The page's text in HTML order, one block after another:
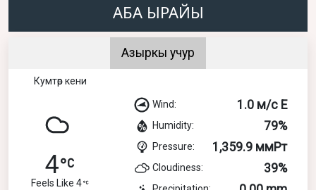
АБА ЫРАЙЫ
Азыркы учур
Кумтөр кени
4
Feels Like 4
Wind: 1.0 м/с E
Humidity: 79%
Pressure: 1,359.9 ммРт
Cloudiness: 39%